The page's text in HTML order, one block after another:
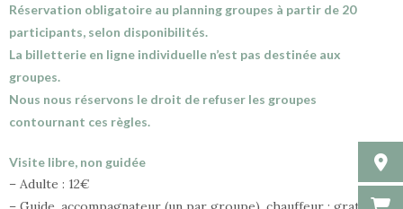
Réservation obligatoire au planning groupes à partir de 20
participants, selon disponibilités.
La billetterie en ligne individuelle n’est pas destinée aux
groupes.
Nous nous réservons le droit de refuser les groupes
contournant ces règles.
Visite libre, non guidée
– Adulte : 12€